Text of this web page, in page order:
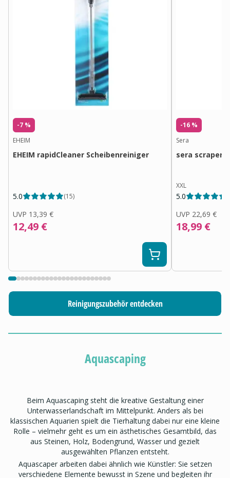
-7 %
EHEIM
EHEIM rapidCleaner Scheibenreiniger
5.0 (15)
UVP 13,39 €
12,49 €
-16 %
Sera
sera scraper
XXL
5.0
UVP 22,69 €
18,99 €
Reinigungszubehör entdecken
Aquascaping
Beim Aquascaping steht die kreative Gestaltung einer
Unterwasserlandschaft im Mittelpunkt. Anders als bei
klassischen Aquarien spielt die Tierhaltung dabei nur eine kleine
Rolle – vielmehr geht es um ein ästhetisches Gesamtbild, das
aus Steinen, Holz, Bodengrund, Wasser und gezielt
ausgewählten Pflanzen entsteht.
Aquascaper arbeiten dabei ähnlich wie Künstler: Sie setzen
verschiedene Elemente bewusst in Szene und begleiten ihr